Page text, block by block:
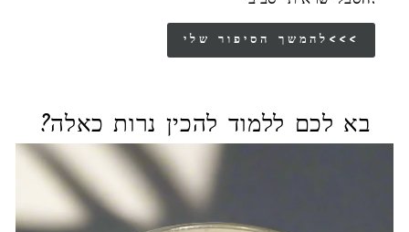
להמשך הסיפור שלי<<<
בא לכם ללמוד להכין נרות כאלה?